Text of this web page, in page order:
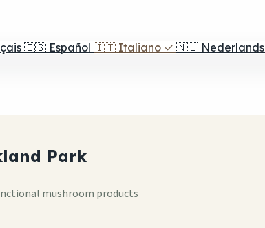
🇪🇸 Español 🇮🇹 Italiano ✓ 🇳🇱 Nederlands
Park
mushroom products